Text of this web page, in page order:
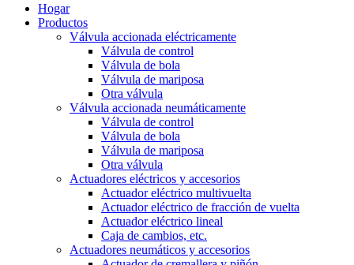
Hogar
Productos
Válvula accionada eléctricamente
Válvula de control
Válvula de bola
Válvula de mariposa
Otra válvula
Válvula accionada neumáticamente
Válvula de control
Válvula de bola
Válvula de mariposa
Otra válvula
Actuadores eléctricos y accesorios
Actuador eléctrico multivuelta
Actuador eléctrico de fracción de vuelta
Actuador eléctrico lineal
Caja de cambios, etc.
Actuadores neumáticos y accesorios